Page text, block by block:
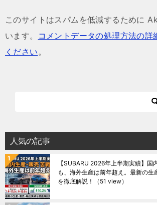
このサイトはスパムを低減するために
います。
コメントデータの処理方法の詳
ください 。
人気の記事
【SUBARU 2026年上半期実績】国
も、海外生産は前年超え。最新の生
を徹底解説！
（51 view）